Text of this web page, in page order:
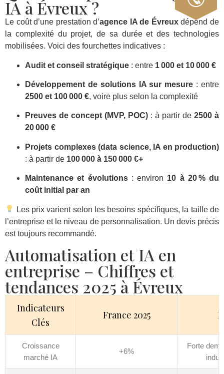
IA à Évreux ?
Le coût d’une prestation d’agence IA de Évreuxdépend de
la complexité du projet, de sa durée et des technologies
mobilisées. Voici des fourchettes indicatives :
Audit et conseil stratégique : entre 1 000 et 10 000 €
Développement de solutions IA sur mesure : entre
2500 et 100 000 €, voire plus selon la complexité
Preuves de concept (MVP, POC) : à partir de 2500 à
20 000 €
Projets complexes (data science, IA en production)
: à partir de 100 000 à 150 000 €+
Maintenance et évolutions: environ 10 à 20 % du
coût initial par an
Les prix varient selon les besoins spécifiques, la taille de
l’entreprise et le niveau de personnalisation. Un devis précis
est toujours recommandé.
Automatisation et IA en
entreprise – Chiffres et
tendances 2025 à Évreux
Indicateurs
Clés
France 2025
Croissance
marché IA
+6%
Forte